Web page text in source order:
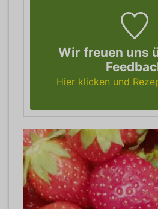
Wir freuen uns
Hier klicken und